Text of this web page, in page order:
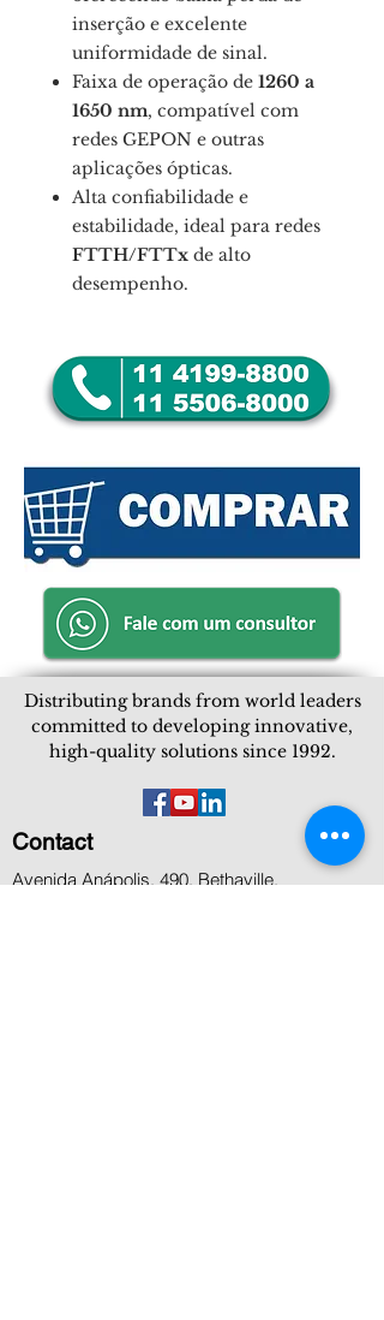
inserção e excelente
uniformidade de sinal.
Faixa de operação de 1260 a
1650 nm, compatível com
redes GEPON e outras
aplicações ópticas.
Alta confiabilidade e
estabilidade, ideal para redes
FTTH/FTTx de alto
desempenho.
Distributing brands from world leaders
committed to developing innovative,
high-quality solutions since 1992.
Contact
Avenida Anápolis, 490. Bethaville,